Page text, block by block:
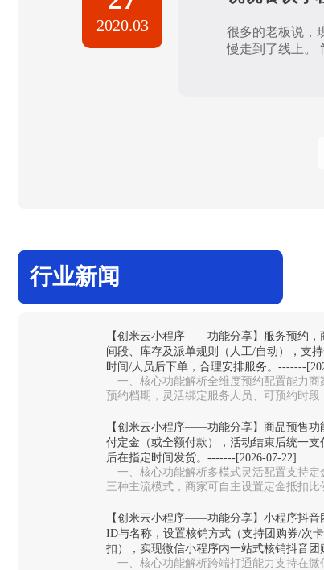
2020.03
很多的老板说，
慢走到了线上。
行业新闻
【创米云小程序——功能分享】服务预约
间段、库存及派单规则（人工/自动），支
时间/人员后下单，合理安排服务。-------
一、核心功能解析全维度预约配置能力‌商
预约档期，灵活绑定服务人员、可预约时
【创米云小程序——功能分享】商品预售功
付定金（或全额付款），活动结束后统一
后在指定时间发货。-------[2026-07-22]
一、核心功能解析多模式灵活配置‌支持
三种主流模式，商家可自主设置定金抵扣
【创米云小程序——功能分享】小程序抖音
ID与名称，设置核销方式（支持团购券/次
扣），实现微信小程序内一站式核销抖音团
一、核心功能解析跨端打通能力‌支持在